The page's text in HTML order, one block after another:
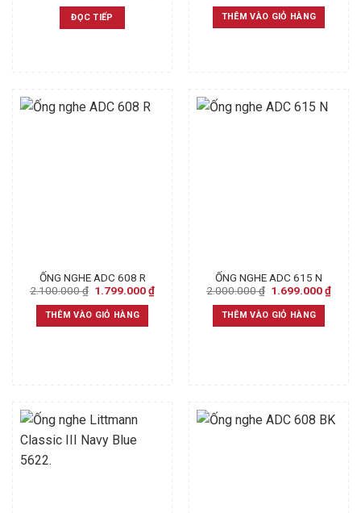
was:
3.100.000 ₫.
ĐỌC TIẾP
was:
2.900.000 ₫.
THÊM VÀO GIỎ HÀNG
ỐNG NGHE ADC 608 R
2.100.000₫ Original
was:
2.100.000 ₫.
1.799.000₫Current
THÊM VÀO GIỎ HÀNG
ỐNG NGHE ADC 615 N
2.000.000₫ Original
was:
2.000.000 ₫.
1.699.000₫
THÊM VÀO GIỎ HÀNG